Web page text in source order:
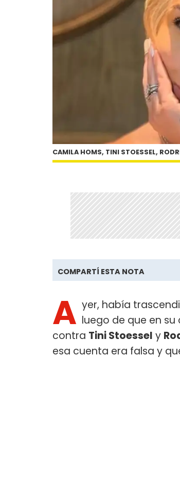
CAMILA HOMS, TINI STOESSEL,
COMPARTÍ ESTA NOTA
A yer, había
luego de que en
contra Tini Stoessel y
esa cuenta era falsa y